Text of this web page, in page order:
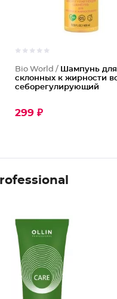
Bio World / Шампунь для
склонных к жирности
себорегулирующий
299 ₽